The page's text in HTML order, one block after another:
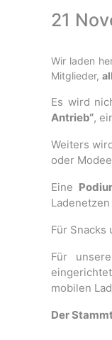
21
Wir laden
Mitglieder,
Es wird
Antrieb“,
Weiters
oder
Eine
Für Snacks
Für
mobilen
Der